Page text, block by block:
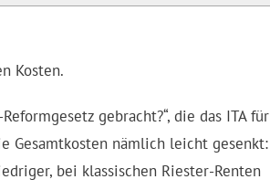
Kosten.
gebracht?“, die das ITA für
Gesamtkosten nämlich leicht gesenkt:
bei klassischen Riester-Renten